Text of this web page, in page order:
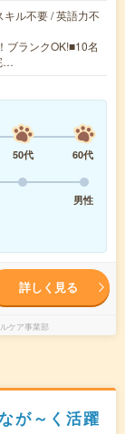
ル不要 / 英語力不
ブランクOK!■10名
…
50代
60代
男性
詳しく見る
ケア事業部
が～く活躍